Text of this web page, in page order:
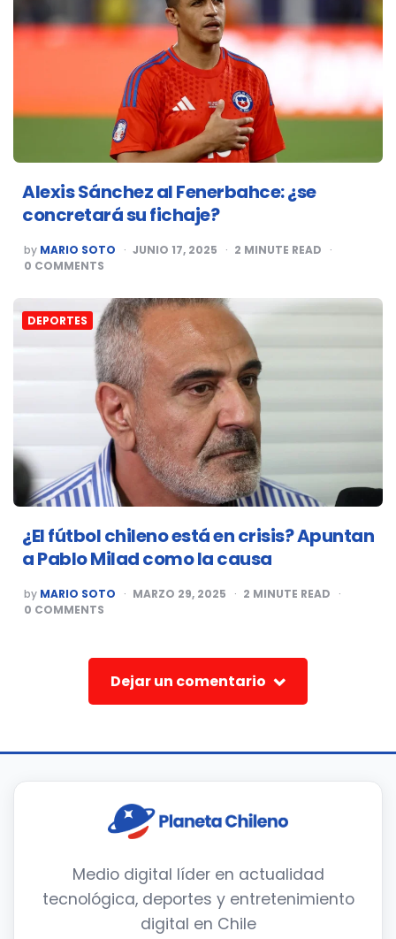
Alexis Sánchez al Fenerbahce: ¿se
concretará su fichaje?
POSTED
BY
by MARIO SOTO JUNIO 17, 2025 2 MINUTE READ
0 COMMENTS
DEPORTES
¿El fútbol chileno está en crisis? Apuntan
a Pablo Milad como la causa
POSTED
BY
by MARIO SOTO MARZO 29, 2025 2 MINUTE READ
0 COMMENTS
Dejar un comentario
Medio digital líder en actualidad
tecnológica, deportes y entretenimiento
digital en Chile